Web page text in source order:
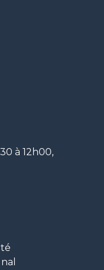
à 12h00,